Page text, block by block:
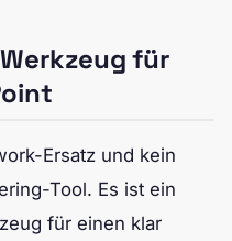
für
Ersatz und kein
Tool. Es ist ein
für einen klar